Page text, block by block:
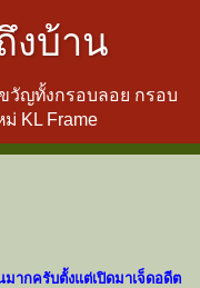
งบ้าน
วัญทั้งกรอบลอย กรอบ
KL Frame
ากครับตั้งแต่เปิดมาเจ็ดอดีต